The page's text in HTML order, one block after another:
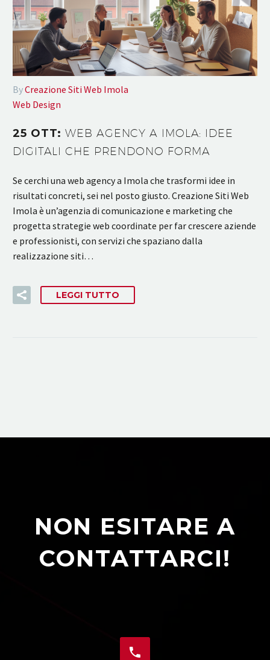
ByCreazione Siti Web Imola
Web Design
25 OTT:WEB AGENCY A IMOLA: IDEE
DIGITALI CHE PRENDONO FORMA
Se cerchi una web agency a Imola che trasformi idee in
risultati concreti, sei nel posto giusto. Creazione Siti Web
Imola è un’agenzia di comunicazione e marketing che
progetta strategie web coordinate per far crescere aziende
e professionisti, con servizi che spaziano dalla
realizzazione siti…
LEGGI TUTTO
NON ESITARE A
CONTATTARCI!

